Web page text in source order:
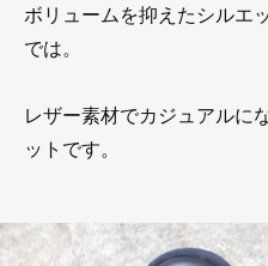
ボリュームを抑えたシルエ
では。
レザー素材でカジュアルに
ットです。